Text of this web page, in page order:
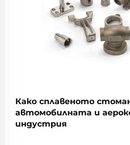
Како сплавеното
автомобилната и
индустрия